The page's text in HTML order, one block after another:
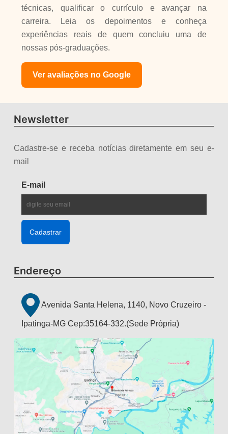
técnicas, qualificar o currículo e avançar na
carreira. Leia os depoimentos e conheça
experiências reais de quem concluiu uma de
nossas pós-graduações.
Ver avaliações no Google
Newsletter
Cadastre-se e receba notícias diretamente em seu e-
mail
E-mail
Endereço
Avenida Santa Helena, 1140, Novo Cruzeiro -
Ipatinga-MG Cep:35164-332.(Sede Própria)